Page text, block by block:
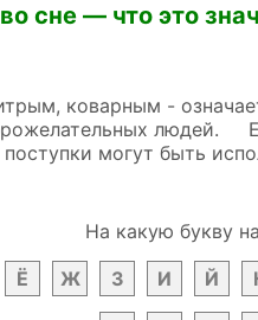
сне — что это
коварным -
людей.
могут быть
На какую букву
Ё Ж З И Й